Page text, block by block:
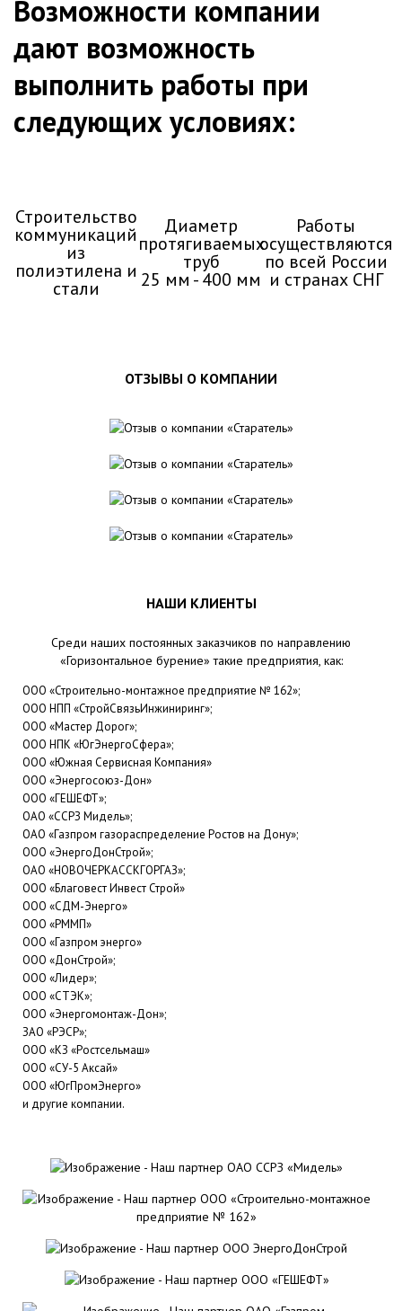
Возможности компании
дают возможность
выполнить работы при
следующих условиях:
Строительство
коммуникаций
из
полиэтилена и
стали
Диаметр
протягиваемых
труб
25 мм - 400 мм
Работы
осуществляются
по всей России
и странах СНГ
ОТЗЫВЫ О КОМПАНИИ
НАШИ КЛИЕНТЫ
Среди наших постоянных заказчиков по направлению
«Горизонтальное бурение» такие предприятия, как:
ООО «Строительно-монтажное предприятие № 162»;
ООО НПП «СтройСвязьИнжиниринг»;
ООО «Мастер Дорог»;
ООО НПК «ЮгЭнергоСфера»;
ООО «Южная Сервисная Компания»
ООО «Энергосоюз-Дон»
ООО «ГЕШЕФТ»;
ОАО «ССРЗ Мидель»;
ОАО «Газпром газораспределение Ростов на Дону»;
ООО «ЭнергоДонСтрой»;
ОАО «НОВОЧЕРКАССКГОРГАЗ»;
ООО «Благовест Инвест Строй»
ООО «СДМ-Энерго»
ООО «РММП»
ООО «Газпром энерго»
ООО «ДонСтрой»;
ООО «Лидер»;
ООО «СТЭК»;
ООО «Энергомонтаж-Дон»;
ЗАО «РЭСР»;
ООО «КЗ «Ростсельмаш»
ООО «СУ-5 Аксай»
ООО «ЮгПромЭнерго»
и другие компании.